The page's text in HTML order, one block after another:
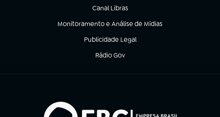
Canal Libras
(abre em nova aba)
Monitoramento e Análise de Mídias
(abre em nova aba)
Publicidade Legal
(abre em nova aba)
Rádio Gov
(abre em nova aba)